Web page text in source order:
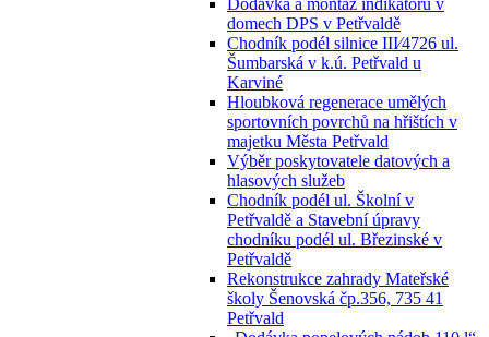
Dodávka a montáž indikátorů v
domech DPS v Petřvaldě
Chodník podél silnice III⁄4726 ul.
Šumbarská v k.ú. Petřvald u
Karviné
Hloubková regenerace umělých
sportovních povrchů na hřištích v
majetku Města Petřvald
Výběr poskytovatele datových a
hlasových služeb
Chodník podél ul. Školní v
Petřvaldě a Stavební úpravy
chodníku podél ul. Březinské v
Petřvaldě
Rekonstrukce zahrady Mateřské
školy Šenovská čp.356, 735 41
Petřvald